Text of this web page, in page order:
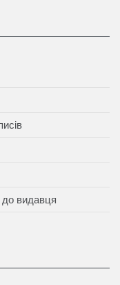
до видавця